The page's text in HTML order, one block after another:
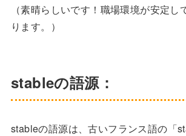
（素晴らしいです！職場環境が安定し
ります。）
stableの語源：
stableの語源は、古いフランス語の「